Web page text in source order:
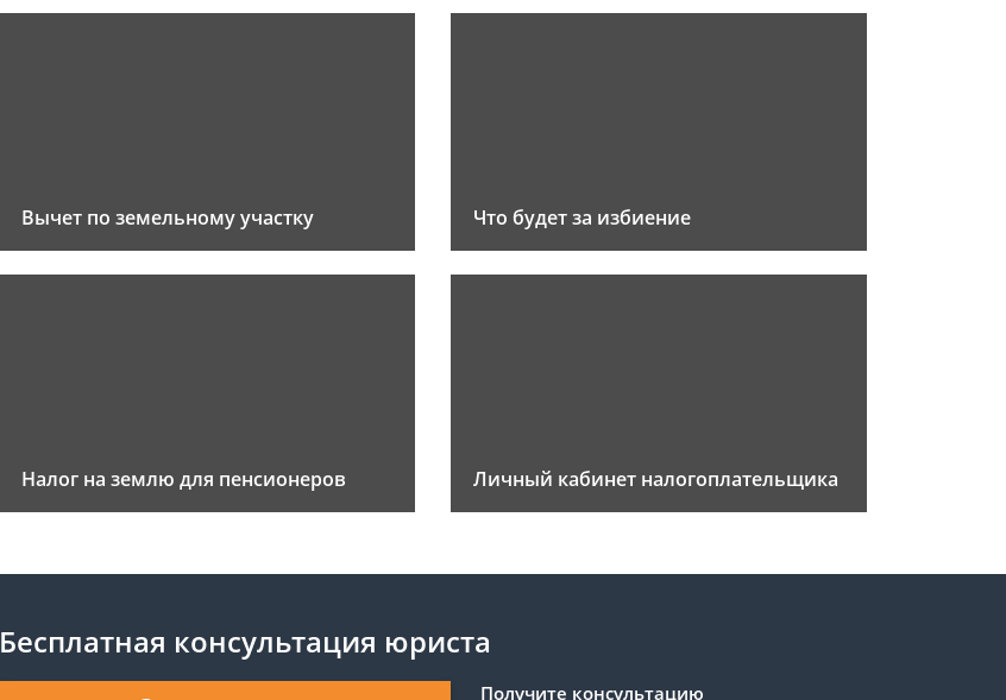
Вычет по земельному участку Что будет за избиение
Налог на землю для пенсионеров Личный кабинет налогоплательщика
Бесплатная консультация юриста
Получите консультацию